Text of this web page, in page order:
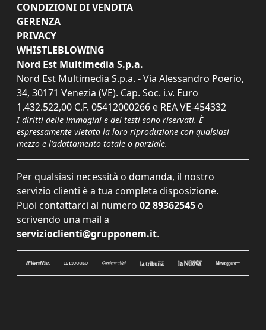
CONDIZIONI DI VENDITA
GERENZA
PRIVACY
WHISTLEBLOWING
Nord Est Multimedia S.p.a.
Nord Est Multimedia S.p.a. - Via Alessandro Poerio,
34, 30171 Venezia (VE). Cap. Soc. i.v. Euro
1.432.522,00 C.F. 05412000266 e REA VE-454332
I diritti delle immagini e dei testi sono riservati. È
espressamente vietata la loro riproduzione con qualsiasi
mezzo e l'adattamento totale o parziale.
Per qualsiasi necessità o domanda, il nostro
servizio clienti è a tua completa disposizione.
Puoi contattarci al numero 02 89362545 o
scrivendo una mail a
servizioclienti@grupponem.it.